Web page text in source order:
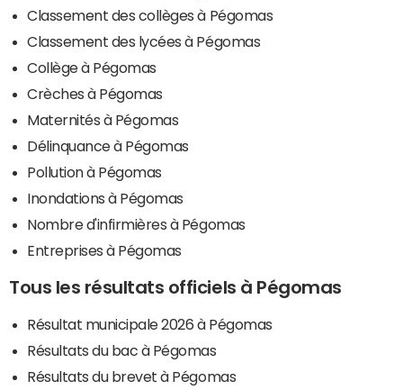
Classement des collèges à Pégomas
Classement des lycées à Pégomas
Collège à Pégomas
Crèches à Pégomas
Maternités à Pégomas
Délinquance à Pégomas
Pollution à Pégomas
Inondations à Pégomas
Nombre d'infirmières à Pégomas
Entreprises à Pégomas
Tous les résultats officiels à Pégomas
Résultat municipale 2026 à Pégomas
Résultats du bac à Pégomas
Résultats du brevet à Pégomas